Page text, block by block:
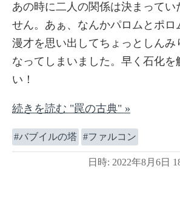
あの時に二人の関係は決まってい
せん。あぁ、なんかパロムとポロ
漫才を思い出してちょっとしんみ
なってしまいました。早く石化を
い！
続きを読む "罠の古典" »
バブイルの塔 ファルコン
日時: 2022年8月6日